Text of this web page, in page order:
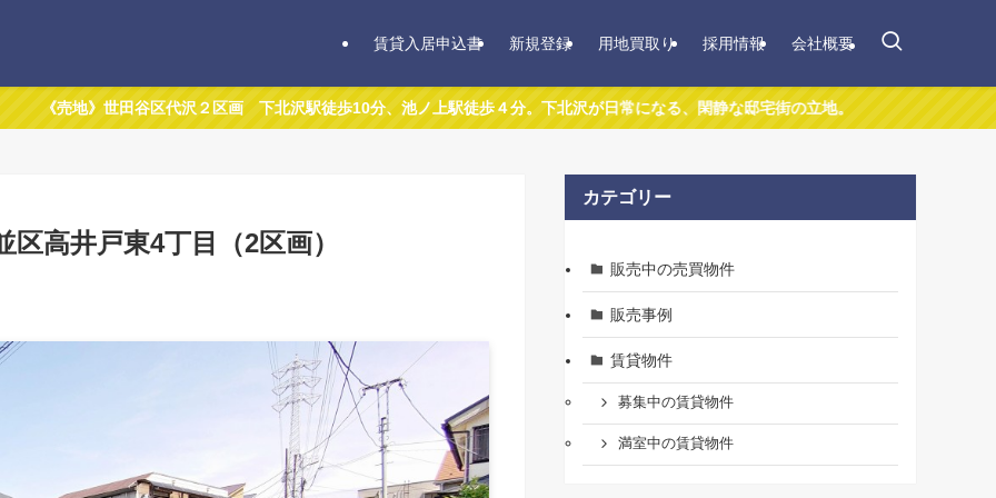
賃貸入居申込書 新規登録 用地買取り 採用情報 会社概要
代沢２区画 下北沢駅徒歩10分、池ノ上駅徒歩４分。下北沢が日常になる、閑静な邸宅街の立地。
高井戸東4丁目（2区画）
カテゴリー
販売中の売買物件
販売事例
賃貸物件
募集中の賃貸物件
満室中の賃貸物件